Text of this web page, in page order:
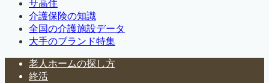
サ高住
介護保険の知識
全国の介護施設データ
大手のブランド特集
老人ホームの探し方
終活